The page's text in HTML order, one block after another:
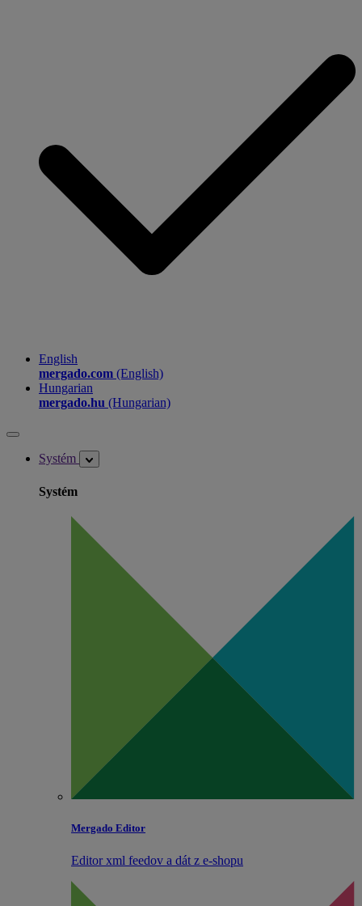
English
mergado.com (English)
Hungarian
mergado.hu (Hungarian)
Systém
Systém
Mergado Editor
Editor xml feedov a dát z e‑shopu